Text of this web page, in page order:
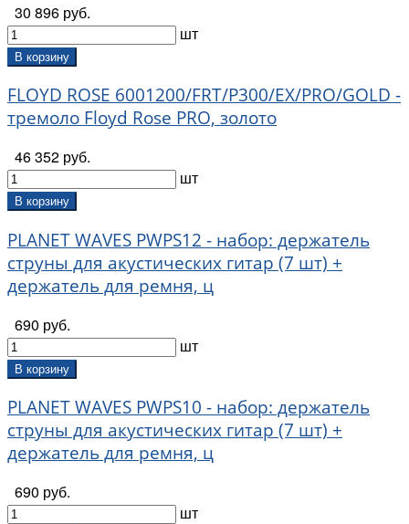
30 896 руб.
шт
В корзину
FLOYD ROSE 6001200/FRT/P300/EX/PRO/GOLD -
тремоло Floyd Rose PRO, золото
46 352 руб.
шт
В корзину
PLANET WAVES PWPS12 - набор: держатель
струны для акустических гитар (7 шт) +
держатель для ремня, ц
690 руб.
шт
В корзину
PLANET WAVES PWPS10 - набор: держатель
струны для акустических гитар (7 шт) +
держатель для ремня, ц
690 руб.
шт